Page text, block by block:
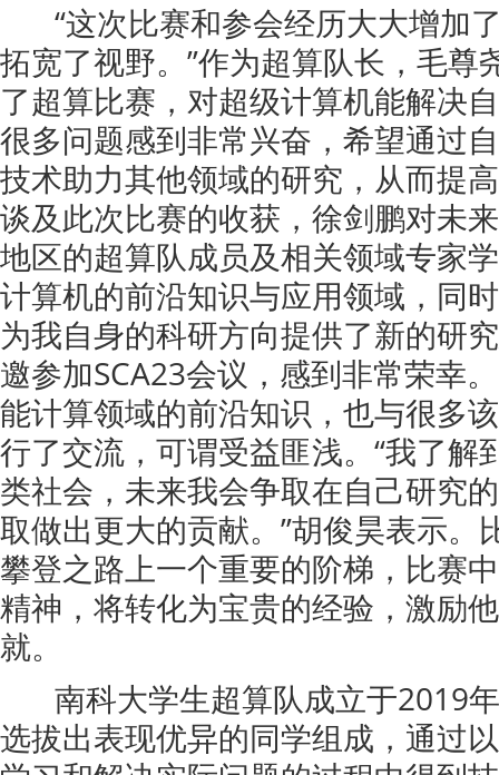
“这次比赛和参会经历大大增加
拓宽了视野。”作为超算队长，毛
了超算比赛，对超级计算机能解决
很多问题感到非常兴奋，希望通过
技术助力其他领域的研究，从而提
谈及此次比赛的收获，徐剑鹏对未
地区的超算队成员及相关领域专家
计算机的前沿知识与应用领域，同
为我自身的科研方向提供了新的研
邀参加SCA23会议，感到非常荣幸
能计算领域的前沿知识，也与很多
行了交流，可谓受益匪浅。“我了
类社会，未来我会争取在自己研究
取做出更大的贡献。”胡俊昊表示
攀登之路上一个重要的阶梯，比赛
精神，将转化为宝贵的经验，激励
就。
南科大学生超算队成立于2019
选拔出表现优异的同学组成，通过